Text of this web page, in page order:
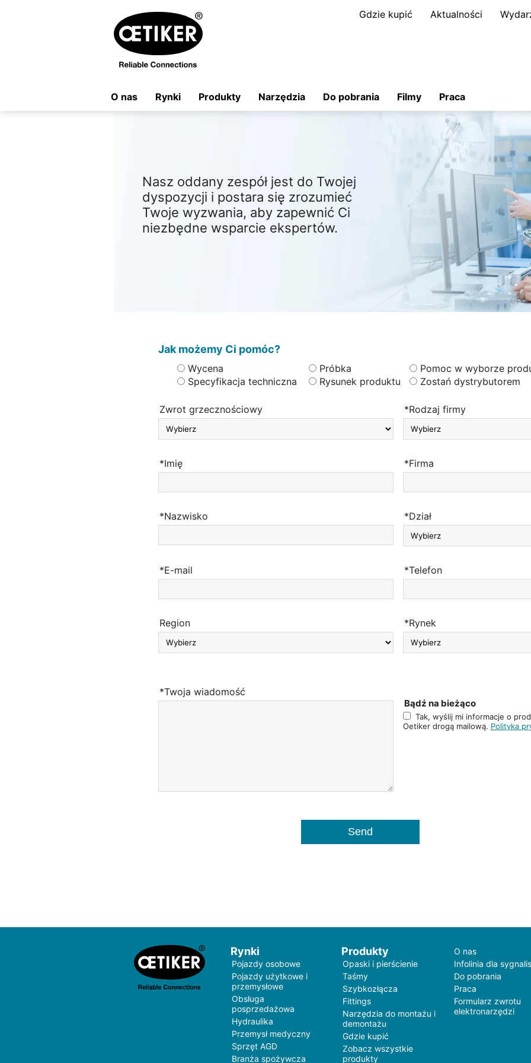
Gdzie kupić Aktualności
O nas Rynki Produkty Narzędzia Do pobrania Filmy Praca
Nasz oddany zespół jest do Twojej
dyspozycji i postara się zrozumieć
Twoje wyzwania, aby zapewnić Ci
niezbędne wsparcie ekspertów.
Jak możemy Ci pomóc?
Wycena Próbka
Pomoc w wyborze
Specyfikacja techniczna
Rysunek produktu Zostań dystrybutorem
Zwrot grzecznościowy *Rodzaj firmy
*Imię *Firma
*Nazwisko *Dział
*E-mail *Telefon
Region *Rynek
*Twoja wiadomość
Bądź na bieżąco
Tak, wyślij mi informacje o
Oetiker drogą mailową. Polityka
Rynki
Pojazdy osobowe
Pojazdy użytkowe i
przemysłowe
Obsługa
posprzedażowa
Hydraulika
Przemysł medyczny
Sprzęt AGD
Branża spożywcza
Produkty
Opaski i pierścienie
Taśmy
Szybkozłącza
Fittings
Narzędzia do montażu i
demontażu
Gdzie kupić
Zobacz wszystkie
produkty
O nas
Infolinia dla
Do pobrania
Praca
Formularz zwrotu
elektronarzędzi